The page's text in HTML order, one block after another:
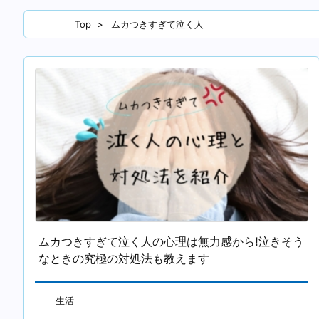
Top > ムカつきすぎて泣く人
ムカつきすぎて泣く人の心理は無力感から!泣きそう
なときの究極の対処法も教えます
生活